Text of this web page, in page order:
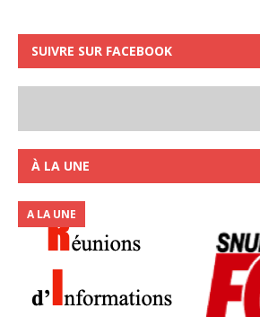
SUIVRE SUR FACEBOOK
À LA UNE
A LA UNE